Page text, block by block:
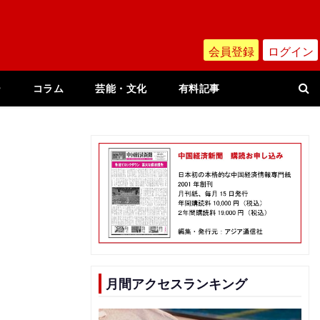
会員登録 ログイン
コラム 芸能・文化 有料記事
月間アクセスランキング